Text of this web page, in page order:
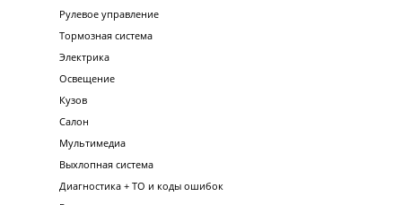
Рулевое управление
Тормозная система
Электрика
Освещение
Кузов
Салон
Мультимедиа
Выхлопная система
Диагностика + ТО и коды ошибок